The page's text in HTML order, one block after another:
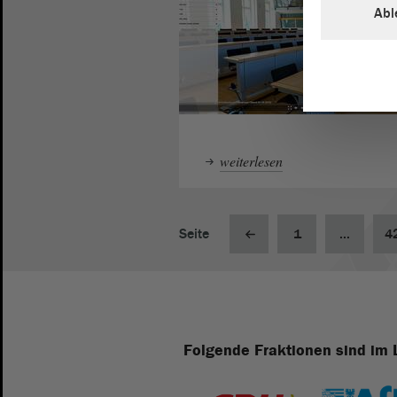
weiterlesen
Seite 1 ...
Folgende Fraktionen sind im